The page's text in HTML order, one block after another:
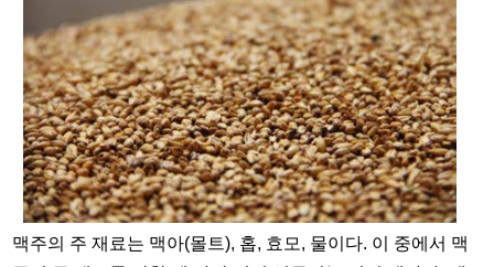
맥주의 주 재료는 맥아(몰트), 홉, 효모, 물이다. 이 중에서 맥